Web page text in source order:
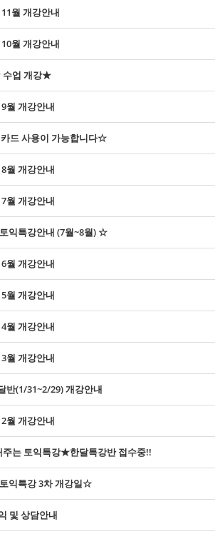
월 개강안내
월 개강안내
수업 개강★
월 개강안내
드 사용이 가능합니다☆
월 개강안내
월 개강안내
익특강안내 (7월~8월) ☆
월 개강안내
월 개강안내
월 개강안내
월 개강안내
반(1/31~2/29) 개강안내
월 개강안내
는 토익특강★한달특강반 접수중!!
익특강 3차 개강일☆
및 상담안내